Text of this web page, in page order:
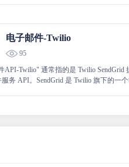
电子邮件-Twilio
95
API-Twilio" 通常指的是 Twilio SendGrid
务 API。SendGrid 是 Twilio 旗下的一